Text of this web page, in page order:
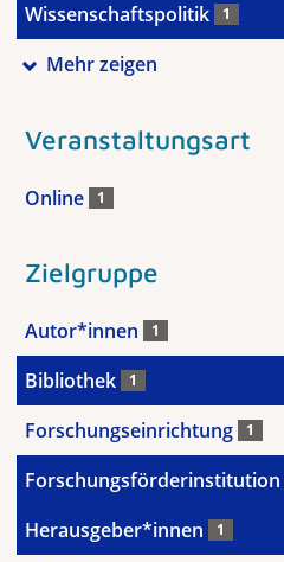
Wissenschaftspolitik 1
Mehr zeigen
Veranstaltungsart
Online 1
Zielgruppe
Autor*innen 1
Bibliothek 1
Forschungseinrichtung 1
Forschungsförderinstitution
Herausgeber*innen 1